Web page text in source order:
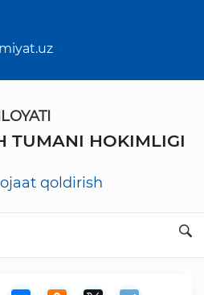
TUMANI HOKIMLIGI
qoldirish
yo'riqnomasi